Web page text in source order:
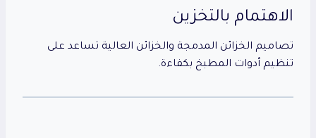
الاهتمام بالتخزين
تصاميم الخزائن المدمجة والخزائن العالية تساعد على
تنظيم أدوات المطبخ بكفاءة.